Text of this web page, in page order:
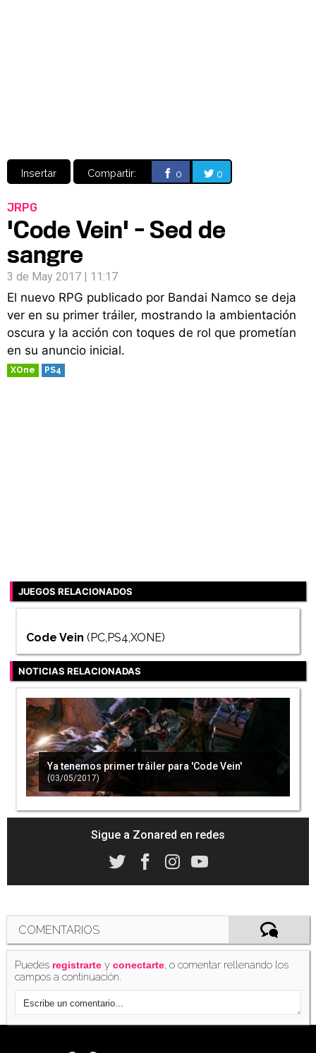
Insertar Compartir: 0 0
JRPG
'Code Vein' - Sed de
sangre
3 de May 2017 | 11:17
El nuevo RPG publicado por Bandai Namco se deja
ver en su primer tráiler, mostrando la ambientación
oscura y la acción con toques de rol que prometían
en su anuncio inicial.
XOne PS4
JUEGOS RELACIONADOS
Code Vein (PC,PS4,XONE)
NOTICIAS RELACIONADAS
Ya tenemos primer tráiler para 'Code Vein'
(03/05/2017)
Sigue a Zonared en redes
COMENTARIOS
Puedes registrarte yconectarte, o comentar rellenando los
campos a continuación.